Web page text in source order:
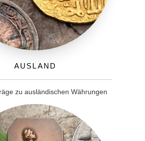
Ausland
zu ausländischen Währungen